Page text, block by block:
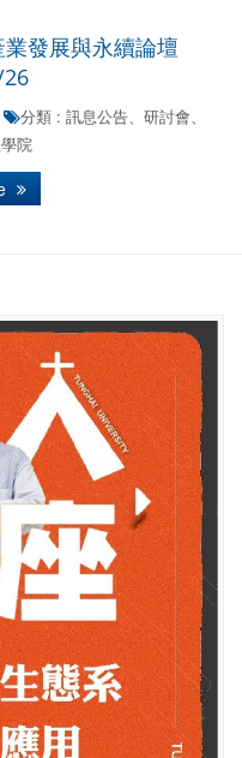
業發展與永續論壇
26
分類 : 訊息公告、研討會、
院